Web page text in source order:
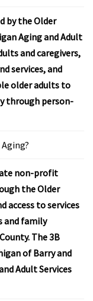
by the Older
Aging and Adult
and caregivers,
services, and
older adults to
through person-
non-profit
the Older
access to services
and family
The 3B
of Barry and
Adult Services